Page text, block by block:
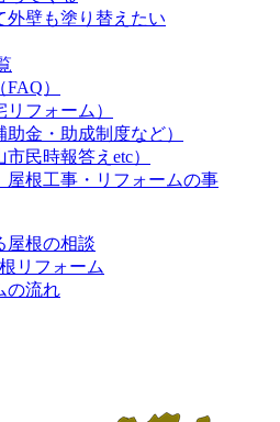
外壁も塗り替えたい
）
フォーム）
金・助成制度など）
民時報答えetc）
屋根工事・リフォームの事
屋根の相談
リフォーム
の流れ